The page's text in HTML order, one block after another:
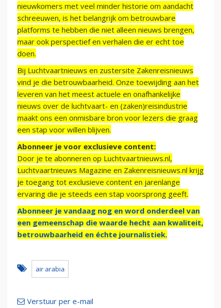
nieuwkomers met veel minder historie om aandacht
schreeuwen, is het belangrijk om betrouwbare
platforms te hebben die niet alleen nieuws brengen,
maar ook perspectief en verhalen die er echt toe
doen.
Bij Luchtvaartnieuws en zustersite Zakenreisnieuws
vind je die betrouwbaarheid. Onze toewijding aan het
leveren van het meest actuele en onafhankelijke
nieuws over de luchtvaart- en (zaken)reisindustrie
maakt ons een onmisbare bron voor lezers die graag
een stap voor willen blijven.
Abonneer je voor exclusieve content:
Door je te abonneren op Luchtvaartnieuws.nl,
Luchtvaartnieuws Magazine en Zakenreisnieuws.nl krijg
je toegang tot exclusieve content en jarenlange
ervaring die je steeds een stap voorsprong geeft.
Abonneer je vandaag nog en word onderdeel van
een gemeenschap die waarde hecht aan kwaliteit,
betrouwbaarheid en échte journalistiek.
air arabia
Verstuur per e-mail